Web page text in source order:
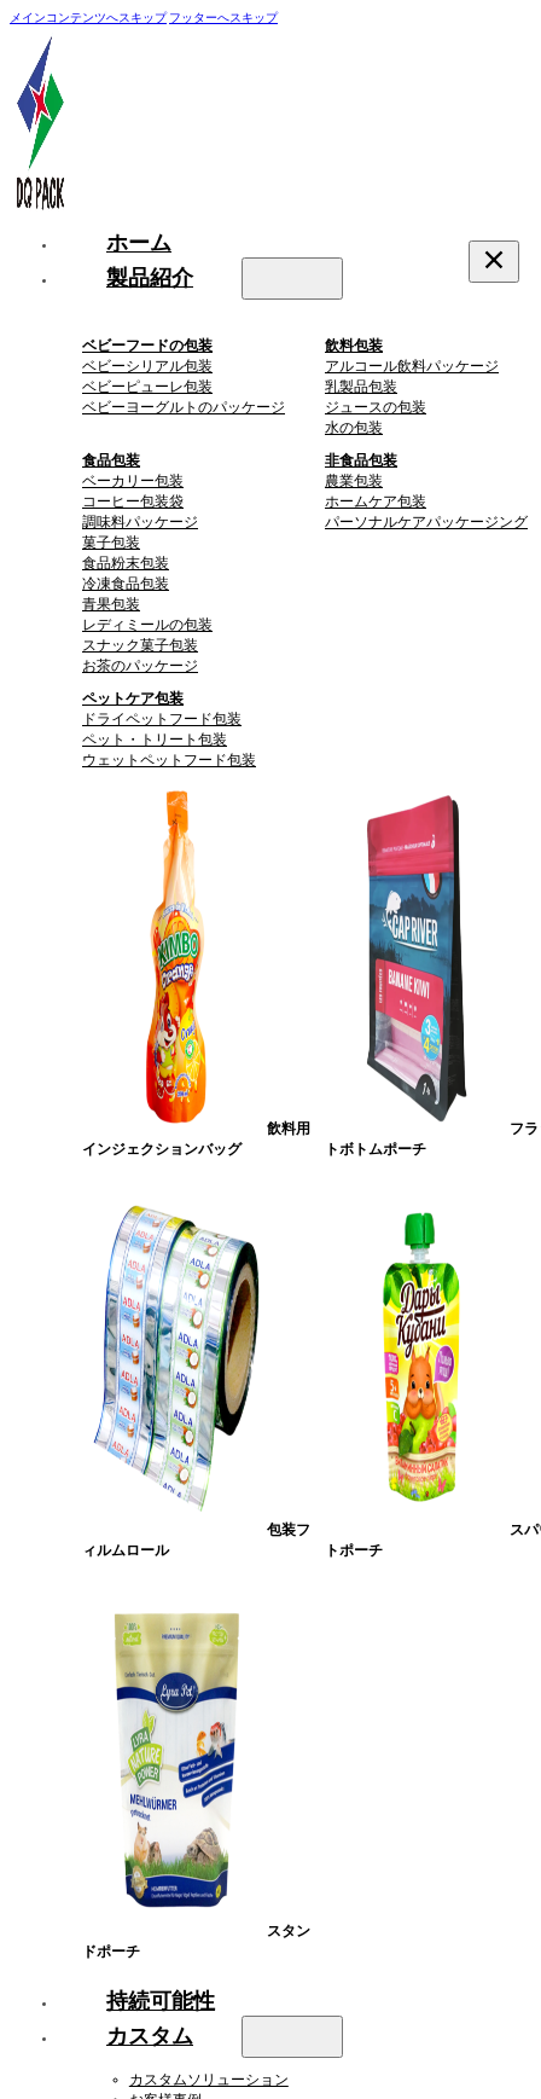
メインコンテンツへスキップ フッターへスキップ
ホーム
製品紹介
ベビーフードの包装
ベビーシリアル包装
ベビーピューレ包装
ベビーヨーグルトのパッケージ
飲料包装
アルコール飲料パッケージ
乳製品包装
ジュースの包装
水の包装
食品包装
ベーカリー包装
コーヒー包装袋
調味料パッケージ
菓子包装
食品粉末包装
冷凍食品包装
青果包装
レディミールの包装
スナック菓子包装
お茶のパッケージ
非食品包装
農業包装
ホームケア包装
パーソナルケアパッケージング
ペットケア包装
ドライペットフード包装
ペット・トリート包装
ウェットペットフード包装
飲料用
インジェクションバッグ
フ
トボトムポーチ
包装フ
ィルムロール
ス
トポーチ
スタン
ドポーチ
持続可能性
カスタム
カスタムソリューション